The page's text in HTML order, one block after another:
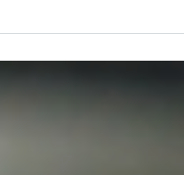
las señales que reflejan
para tomar decisiones